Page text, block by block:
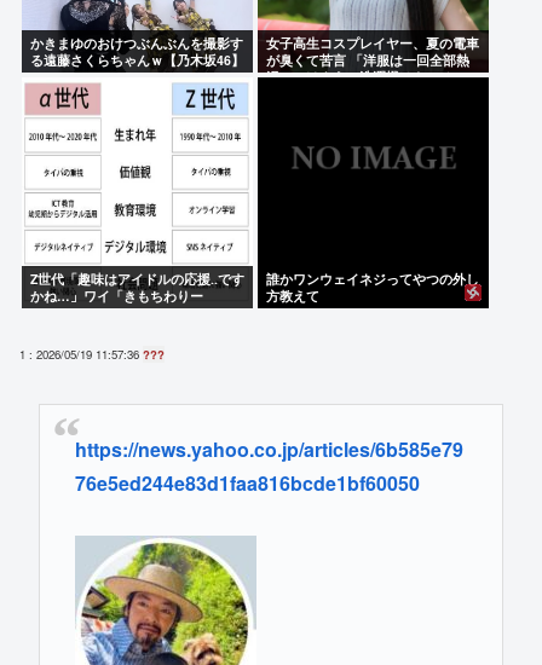
かきまゆのおけつぶんぶんを撮影す
る遠藤さくらちゃんｗ【乃木坂46】
女子高生コスプレイヤー、夏の電車
が臭くて苦言 「洋服は一回全部熱
湯につけよう！洗濯機はキッチンハ
Z世代「趣味はアイドルの応援‥です
かね…」ワイ「きもちわりー
www」
誰かワンウェイネジってやつの外し
方教えて
1 : 2026/05/19 11:57:36 ???
https://news.yahoo.co.jp/articles/6b585e79
76e5ed244e83d1faa816bcde1bf60050